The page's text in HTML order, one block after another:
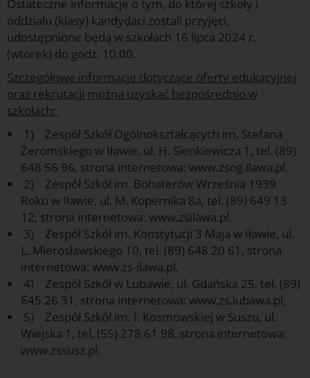
Ostateczne informacje o tym, do której szkoły i
oddziału (klasy) kandydaci zostali przyjęci,
udostępnione będą w szkołach 16 lipca 2024 r.
(wtorek) do godz. 10:00.
Szczegółowe informacje dotyczące oferty edukacyjnej
oraz rekrutacji można uzyskać bezpośrednio w
szkołach:
1) Zespół Szkół Ogólnokształcących im. Stefana
Żeromskiego w Iławie, ul. H. Sienkiewicza 1, tel. (89)
648 56 96, strona internetowa: www.zsog.ilawa.pl,
2) Zespół Szkół im. Bohaterów Września 1939
Roku w Iławie, ul. M. Kopernika 8a, tel. (89) 649 13
12, strona internetowa: www.zsilawa.pl,
3) Zespół Szkół im. Konstytucji 3 Maja w Iławie, ul.
L. Mierosławskiego 10, tel. (89) 648 20 61, strona
internetowa: www.zs-ilawa.pl,
4) Zespół Szkół w Lubawie, ul. Gdańska 25, tel. (89)
645 26 31, strona internetowa: www.zs.lubawa.pl,
5) Zespół Szkół im. I. Kosmowskiej w Suszu, ul.
Wiejska 1, tel. (55) 278 61 98, strona internetowa:
www.zssusz.pl.